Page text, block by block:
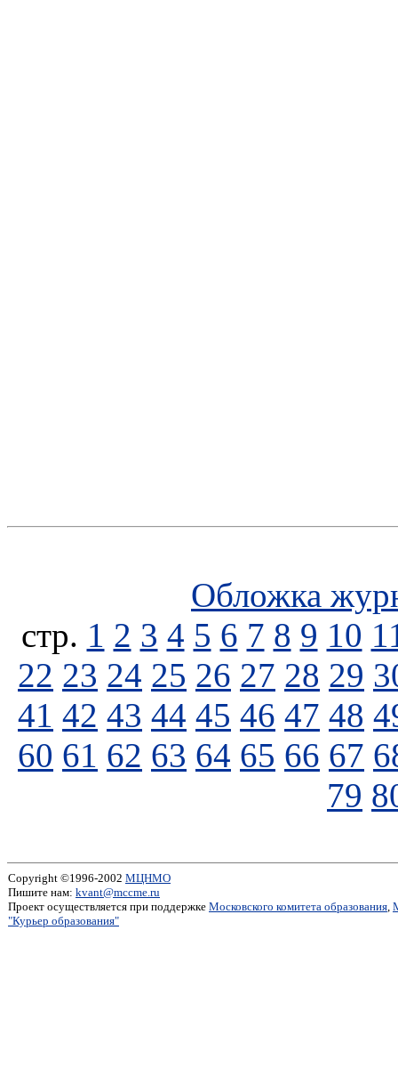
Обложка
стp. 1 2 3 4 5 6 7 8 9 10
22 23 24 25 26 27 28 29
41 42 43 44 45 46 47 48
60 61 62 63 64 65 66 67
79
Copyright ©1996-2002 МЦНМО
Пишите нам: kvant@mccme.ru
Проект осуществляется при поддержке Московского комитета образования,
"Курьер образования"